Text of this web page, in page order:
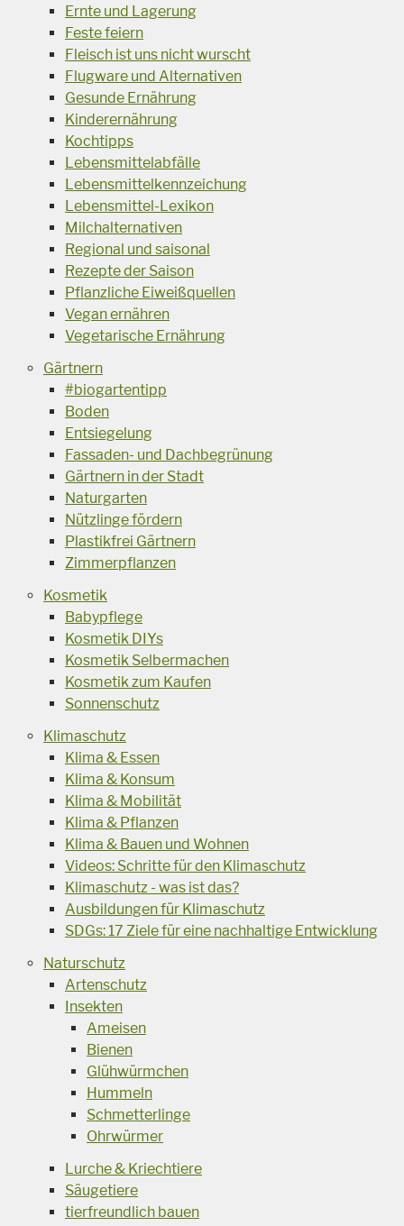
Ernte und Lagerung
Feste feiern
Fleisch ist uns nicht wurscht
Flugware und Alternativen
Gesunde Ernährung
Kinderernährung
Kochtipps
Lebensmittelabfälle
Lebensmittelkennzeichung
Lebensmittel-Lexikon
Milchalternativen
Regional und saisonal
Rezepte der Saison
Pflanzliche Eiweißquellen
Vegan ernähren
Vegetarische Ernährung
Gärtnern
#biogartentipp
Boden
Entsiegelung
Fassaden- und Dachbegrünung
Gärtnern in der Stadt
Naturgarten
Nützlinge fördern
Plastikfrei Gärtnern
Zimmerpflanzen
Kosmetik
Babypflege
Kosmetik DIYs
Kosmetik Selbermachen
Kosmetik zum Kaufen
Sonnenschutz
Klimaschutz
Klima & Essen
Klima & Konsum
Klima & Mobilität
Klima & Pflanzen
Klima & Bauen und Wohnen
Videos: Schritte für den Klimaschutz
Klimaschutz - was ist das?
Ausbildungen für Klimaschutz
SDGs: 17 Ziele für eine nachhaltige Entwicklung
Naturschutz
Artenschutz
Insekten
Ameisen
Bienen
Glühwürmchen
Hummeln
Schmetterlinge
Ohrwürmer
Lurche & Kriechtiere
Säugetiere
tierfreundlich bauen